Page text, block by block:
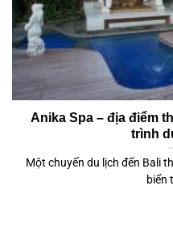
Anika Spa – địa điểm
trình
Một chuyến du lịch đến Bali
biển